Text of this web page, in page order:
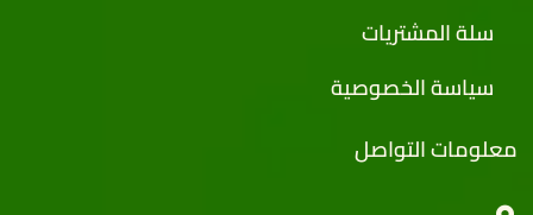
سلة المشتريات
سياسة الخصوصية
معلومات التواصل